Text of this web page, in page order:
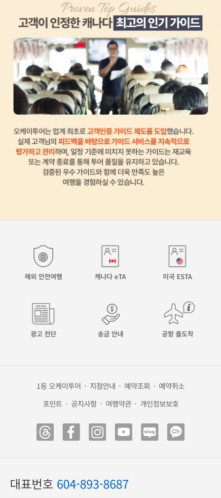
해외 안전여행 캐나다 eTA 미국 ESTA
광고 전단 송금 안내 공항 출도착
1등 오케이투어 · 지점안내 · 예약조회 · 예약취소
포인트 · 공지사항 · 여행약관 · 개인정보보호
대표번호 604-893-8687